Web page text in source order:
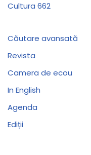
Cultura 662
Căutare avansată
Revista
Camera de ecou
In English
Agenda
Ediții